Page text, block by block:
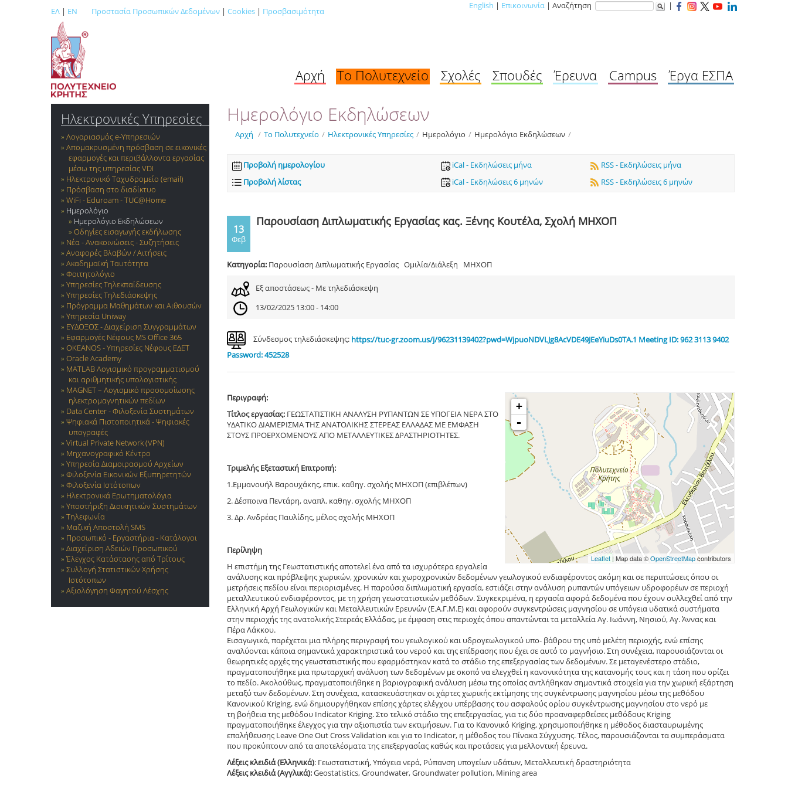
ΕΛ | EN Προστασία Προσωπικών Δεδομένων | Cookies | Προσβασιμότητα
English | Επικοινωνία | Αναζήτηση |
Αρχή Το Πολυτεχνείο Σχολές Σπουδές Έρευνα Campus Έργα ΕΣΠΑ
Ηλεκτρονικές Υπηρεσίες
Λογαριασμός e-Yπηρεσιών
Απομακρυσμένη πρόσβαση σε εικονικές
εφαρμογές και περιβάλλοντα εργασίας
μέσω της υπηρεσίας VDI
Ηλεκτρονικό Ταχυδρομείο (email)
Πρόσβαση στο διαδίκτυο
WiFi - Eduroam - TUC@Home
Ημερολόγιο
Ημερολόγιο Εκδηλώσεων
Οδηγίες εισαγωγής εκδήλωσης
Νέα - Ανακοινώσεις - Συζητήσεις
Αναφορές Βλαβών / Αιτήσεις
Ακαδημαϊκή Ταυτότητα
Φοιτητολόγιο
Υπηρεσίες Τηλεκπαίδευσης
Υπηρεσίες Τηλεδιάσκεψης
Πρόγραμμα Μαθημάτων και Αιθουσών
Υπηρεσία Uniway
ΕΥΔΟΞΟΣ - Διαχείριση Συγγραμμάτων
Εφαρμογές Νέφους MS Office 365
OKEANOS - Υπηρεσίες Νέφους ΕΔΕΤ
Oracle Academy
MATLAB Λογισμικό προγραμματισμού
και αριθμητικής υπολογιστικής
MAGNET – Λογισμικό προσομοίωσης
ηλεκτρομαγνητικών πεδίων
Data Center - Φιλοξενία Συστημάτων
Ψηφιακά Πιστοποιητικά - Ψηφιακές
υπογραφές
Virtual Private Network (VPN)
Μηχανογραφικό Κέντρο
Υπηρεσία Διαμοιρασμού Αρχείων
Φιλοξενία Εικονικών Εξυπηρετητών
Φιλοξενία Ιστότοπων
Ηλεκτρονικά Ερωτηματολόγια
Υποστήριξη Διοικητικών Συστημάτων
Τηλεφωνία
Μαζική Αποστολή SMS
Προσωπικό - Εργαστήρια - Κατάλογοι
Διαχείριση Αδειών Προσωπικού
Έλεγχος Κατάστασης από Τρίτους
Συλλογή Στατιστικών Χρήσης
Ιστότοπων
Αξιολόγηση Φαγητού Λέσχης
Ημερολόγιο Εκδηλώσεων
Αρχή / Το Πολυτεχνείο / Ηλεκτρονικές Υπηρεσίες / Ημερολόγιο / Ημερολόγιο Εκδηλώσεων /
Προβολή ημερολογίου
Προβολή λίστας
iCal - Εκδηλώσεις μήνα
iCal - Εκδηλώσεις 6 μηνών
RSS - Εκδηλώσεις μήνα
RSS - Εκδηλώσεις 6 μηνών
13
Φεβ
Παρουσίαση Διπλωματικής Εργασίας κας. Ξένης Κουτέλα, Σχολή ΜΗΧΟΠ
Κατηγορία: Παρουσίαση Διπλωματικής Εργασίας Ομιλία/Διάλεξη ΜΗΧΟΠ
Εξ αποστάσεως - Με τηλεδιάσκεψη
13/02/2025 13:00 - 14:00
Σύνδεσμος τηλεδιάσκεψης: https://tuc-gr.zoom.us/j/96231139402?pwd=WjpuoNDVLJg8AcVDE49JEeYiuDs0TA.1 Meeting ID: 962 3113 9402
Password: 452528
+
-
Leaflet| Map data ©OpenStreetMapcontributors
Περιγραφή:
Τίτλος εργασίας: ΓΕΩΣΤΑΤΙΣΤΙΚΗ ΑΝΑΛΥΣΗ ΡΥΠΑΝΤΩΝ ΣΕ ΥΠΟΓΕΙΑ ΝΕΡΑ ΣΤΟ
ΥΔΑΤΙΚΟ ΔΙΑΜΕΡΙΣΜΑ ΤΗΣ ΑΝΑΤΟΛΙΚΗΣ ΣΤΕΡΕΑΣ ΕΛΛΑΔΑΣ ΜΕ ΕΜΦΑΣΗ
ΣΤΟΥΣ ΠΡΟΕΡΧΟΜΕΝΟΥΣ ΑΠΟ ΜΕΤΑΛΛΕΥΤΙΚΕΣ ΔΡΑΣΤΗΡΙΟΤΗΤΕΣ.
Τριμελής Εξεταστική Επιτροπή:
1.Εμμανουήλ Βαρουχάκης, επικ. καθηγ. σχολής ΜΗΧΟΠ (επιβλέπων)
2. Δέσποινα Πεντάρη, αναπλ. καθηγ. σχολής ΜΗΧΟΠ
3. Δρ. Ανδρέας Παυλίδης, μέλος σχολής ΜΗΧΟΠ
Περίληψη
Η επιστήμη της Γεωστατιστικής αποτελεί ένα από τα ισχυρότερα εργαλεία
ανάλυσης και πρόβλεψης χωρικών, χρονικών και χωροχρονικών δεδομένων γεωλογικού ενδιαφέροντος ακόμη και σε περιπτώσεις όπου οι
μετρήσεις πεδίου είναι περιορισμένες. Η παρούσα διπλωματική εργασία, εστιάζει στην ανάλυση ρυπαντών υπόγειων υδροφορέων σε περιοχή
μεταλλευτικού ενδιαφέροντος, με τη χρήση γεωστατιστικών μεθόδων. Συγκεκριμένα, η εργασία αφορά δεδομένα που έχουν συλλεχθεί από την
Ελληνική Αρχή Γεωλογικών και Μεταλλευτικών Ερευνών (Ε.Α.Γ.Μ.Ε) και αφορούν συγκεντρώσεις μαγνησίου σε υπόγεια υδατικά συστήματα
στην περιοχής της ανατολικής Στερεάς Ελλάδας, με έμφαση στις περιοχές όπου απαντώνται τα μεταλλεία Αγ. Ιωάννη, Νησιού, Αγ. Άννας και
Πέρα Λάκκου.
Εισαγωγικά, παρέχεται μια πλήρης περιγραφή του γεωλογικού και υδρογεωλογικού υπο- βάθρου της υπό μελέτη περιοχής, ενώ επίσης
αναλύονται κάποια σημαντικά χαρακτηριστικά του νερού και της επίδρασης που έχει σε αυτό το μαγνήσιο. Στη συνέχεια, παρουσιάζονται οι
θεωρητικές αρχές της γεωστατιστικής που εφαρμόστηκαν κατά το στάδιο της επεξεργασίας των δεδομένων. Σε μεταγενέστερο στάδιο,
πραγματοποιήθηκε μια πρωταρχική ανάλυση των δεδομένων με σκοπό να ελεγχθεί η κανονικότητα της κατανομής τους και η τάση που ορίζει
το πεδίο. Ακολούθως, πραγματοποιήθηκε η βαριογραφική ανάλυση μέσω της οποίας αντλήθηκαν σημαντικά στοιχεία για την χωρική εξάρτηση
μεταξύ των δεδομένων. Στη συνέχεια, κατασκευάστηκαν οι χάρτες χωρικής εκτίμησης της συγκέντρωσης μαγνησίου μέσω της μεθόδου
Κανονικού Kriging, ενώ δημιουργήθηκαν επίσης χάρτες ελέγχου υπέρβασης του ασφαλούς ορίου συγκέντρωσης μαγνησίου στο νερό με
τη βοήθεια της μεθόδου Indicator Kriging. Στο τελικό στάδιο της επεξεργασίας, για τις δύο προαναφερθείσες μεθόδους Kriging
πραγματοποιήθηκε έλεγχος για την αξιοπιστία των εκτιμήσεων. Για το Κανονικό Kriging, χρησιμοποιήθηκε η μέθοδος διασταυρωμένης
επαλήθευσης Leave One Out Cross Validation και για το Indicator, η μέθοδος του Πίνακα Σύγχυσης. Τέλος, παρουσιάζονται τα συμπεράσματα
που προκύπτουν από τα αποτελέσματα της επεξεργασίας καθώς και προτάσεις για μελλοντική έρευνα.
Λέξεις κλειδιά (Ελληνικά): Γεωστατιστική, Υπόγεια νερά, Ρύπανση υπογείων υδάτων, Μεταλλευτική δραστηριότητα
Λέξεις κλειδιά (Αγγλικά):Geostatistics, Groundwater, Groundwater pollution, Mining area